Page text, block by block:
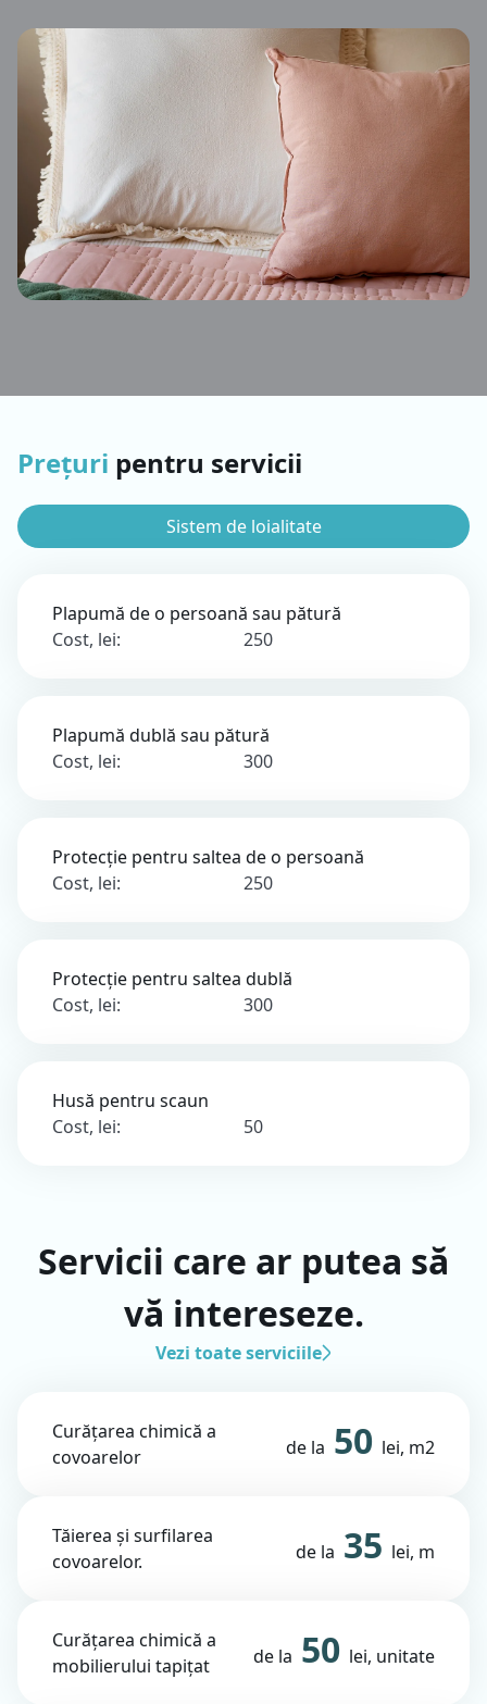
Prețuri pentru servicii
Sistem de loialitate
Plapumă de o persoană sau pătură
Cost, lei:
250
Plapumă dublă sau pătură
Cost, lei:
300
Protecție pentru saltea de o persoană
Cost, lei:
250
Protecție pentru saltea dublă
Cost, lei:
300
Husă pentru scaun
Cost, lei:
50
Servicii care ar putea să
vă intereseze.
Vezi toate serviciile
Curățarea chimică a
covoarelor
de la 50 lei, m2
Tăierea și surfilarea
covoarelor.
de la 35 lei, m
Curățarea chimică a
mobilierului tapițat
de la 50 lei, unitate